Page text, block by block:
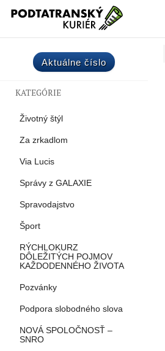
Aktuálne číslo
KATEGÓRIE
Životný štýl
Za zrkadlom
Via Lucis
Správy z GALAXIE
Spravodajstvo
Šport
RÝCHLOKURZ
DÔLEŽITÝCH POJMOV
KAŽDODENNÉHO ŽIVOTA
Pozvánky
Podpora slobodného slova
NOVÁ SPOLOČNOSŤ –
SNRO